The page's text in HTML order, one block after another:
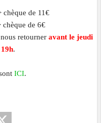
chèque de 11€
de 6€
retourner avant le jeudi
.
ICI.